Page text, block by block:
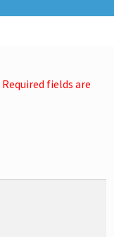
Required fields are